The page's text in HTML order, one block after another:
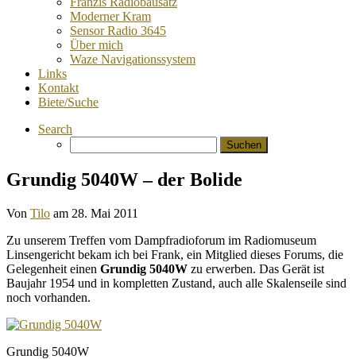
Moderner Kram
Sensor Radio 3645
Über mich
Waze Navigationssystem
Links
Kontakt
Biete/Suche
Search
nach:
Grundig 5040W – der Bolide
Von Tilo am 28. Mai 2011
Zu unserem Treffen vom Dampfradioforum im Radiomuseum
Linsengericht bekam ich bei Frank, ein Mitglied dieses Forums, die
Gelegenheit einen Grundig 5040W zu erwerben. Das Gerät ist
Baujahr 1954 und in kompletten Zustand, auch alle Skalenseile sind
noch vorhanden.
Grundig 5040W